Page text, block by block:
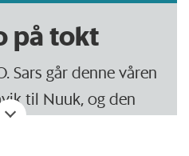
på tokt
Sars går denne våren
til Nuuk, og den